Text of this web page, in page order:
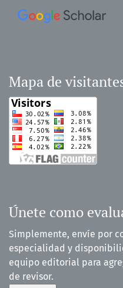
Mapa de
Únete como
Simplemente, envíe por
especialidad y
equipo editorial para
de revisor.